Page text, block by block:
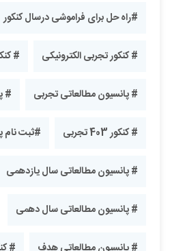
#راه حل برای فراموشی درسال کنکور
# کنکور تجربی الکترونیکی #
# پانسیون مطالعاتی تجربی #
# کنکور 403 تجربی #ثبت نام
# پانسیون مطالعاتی سال یازدهمی
# پانسیون مطالعاتی سال دهمی